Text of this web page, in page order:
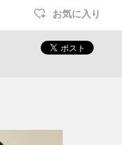
お気に入り